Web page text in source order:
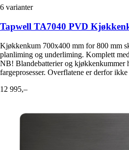
6 varianter
Tapwell TA7040 PVD
Kjøkkenkum 700x400 mm for 800 mm
planliming og underliming. Komplett
NB! Blandebatterier og kjøkkenkummer
fargeprosesser. Overflatene er derfor
12 995,–